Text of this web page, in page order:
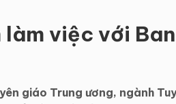
làm việc với
giáo Trung ương, ngành